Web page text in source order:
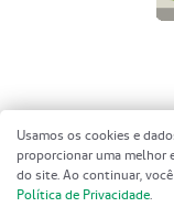
Usamos os cookies e
proporcionar uma melhor
do site. Ao continuar,
Política de Privacidade.